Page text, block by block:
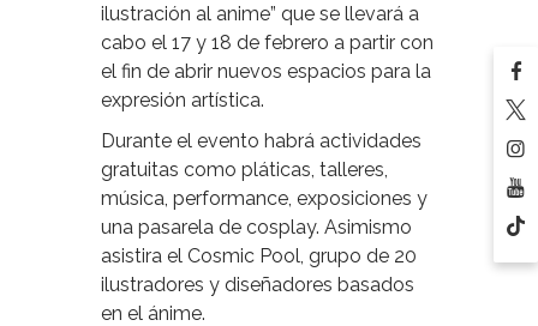
ilustración al anime” que se llevará a
cabo el 17 y 18 de febrero a partir con
el fin de abrir nuevos espacios para la
expresión artística.
Durante el evento habrá actividades
gratuitas como pláticas, talleres,
música, performance, exposiciones y
una pasarela de cosplay. Asimismo
asistira el Cosmic Pool, grupo de 20
ilustradores y diseñadores basados
en el ánime.